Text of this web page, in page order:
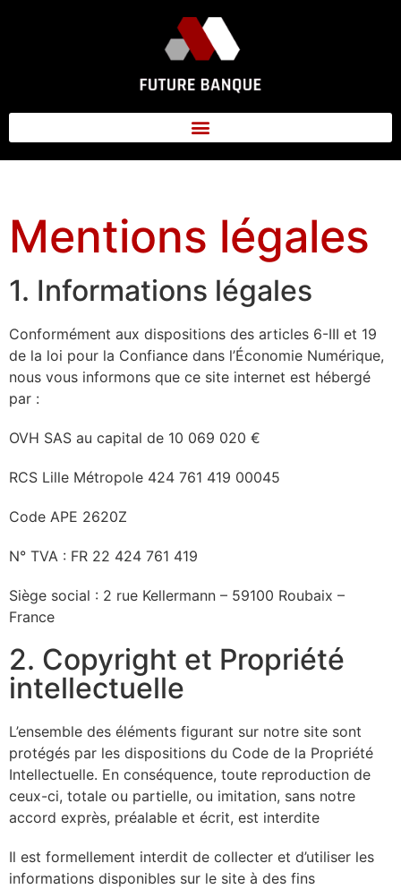
Mentions légales
1. Informations légales
Conformément aux dispositions des articles 6-III et 19
de la loi pour la Confiance dans l’Économie Numérique,
nous vous informons que ce site internet est hébergé
par :
OVH SAS au capital de 10 069 020 €
RCS Lille Métropole 424 761 419 00045
Code APE 2620Z
N° TVA : FR 22 424 761 419
Siège social : 2 rue Kellermann – 59100 Roubaix –
France
2. Copyright et Propriété
intellectuelle
L’ensemble des éléments figurant sur notre site sont
protégés par les dispositions du Code de la Propriété
Intellectuelle. En conséquence, toute reproduction de
ceux-ci, totale ou partielle, ou imitation, sans notre
accord exprès, préalable et écrit, est interdite
Il est formellement interdit de collecter et d’utiliser les
informations disponibles sur le site à des fins